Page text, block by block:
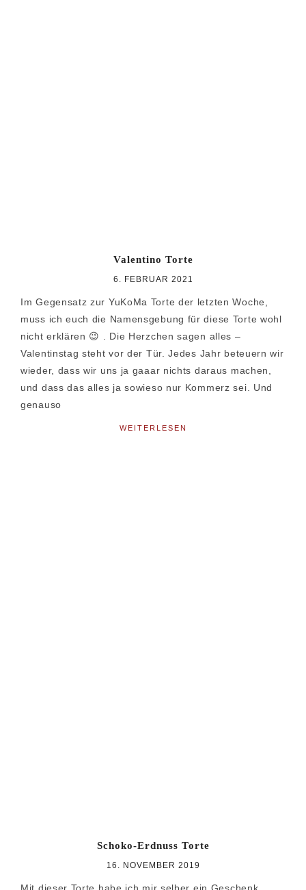
Valentino Torte
6. FEBRUAR 2021
Im Gegensatz zur YuKoMa Torte der letzten Woche,
muss ich euch die Namensgebung für diese Torte wohl
nicht erklären 😉 . Die Herzchen sagen alles –
Valentinstag steht vor der Tür. Jedes Jahr beteuern wir
wieder, dass wir uns ja gaaar nichts daraus machen,
und dass das alles ja sowieso nur Kommerz sei. Und
genauso
WEITERLESEN
Schoko-Erdnuss Torte
16. NOVEMBER 2019
Mit dieser Torte habe ich mir selber ein Geschenk